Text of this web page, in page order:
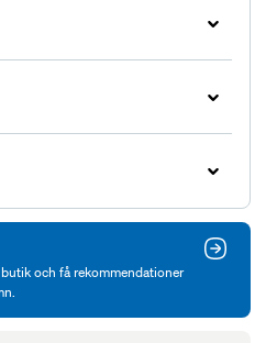
och få rekommendationer